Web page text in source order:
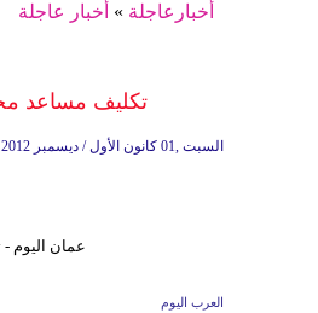
أخبارعاجلة » أخبار عاجلة
تكليف مساعد
16:15 2012 السبت ,01 كانون الأول / ديسمبر
العرب اليوم